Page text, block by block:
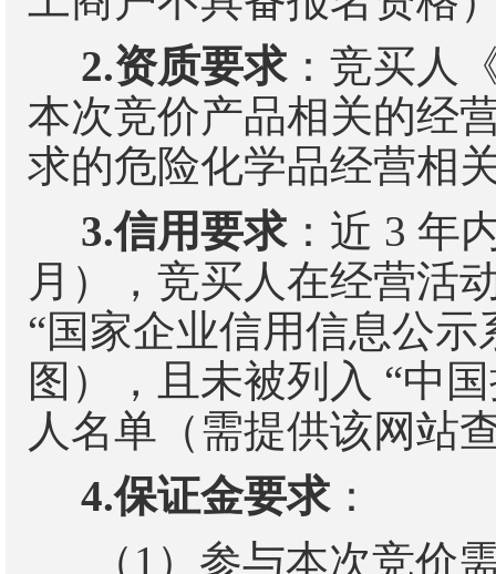
2.资质要求：竞买人
本次竞价产品相关的经
求的危险化学品经营相
3.信用要求：近 3 年
月），竞买人在经营活
“国家企业信用信息公示
图），且未被列入 “中
人名单（需提供该网站
4.保证金要求：
（ 1 ） 参与本次竞价